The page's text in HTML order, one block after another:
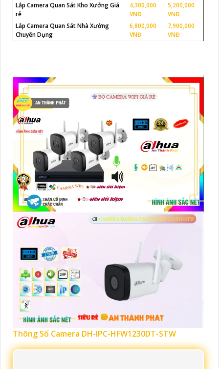
Lắp Camera Quan Sát Kho Xưởng Giá
rẻ
4,300,000
VNĐ
5,200,000
VNĐ
Lắp Camera Quan Sát Nhà Xưởng
Chuyên Dụng
6,800,000
VNĐ
7,900,000
VNĐ
Thông Số Camera DH-IPC-HFW1230DT-STW